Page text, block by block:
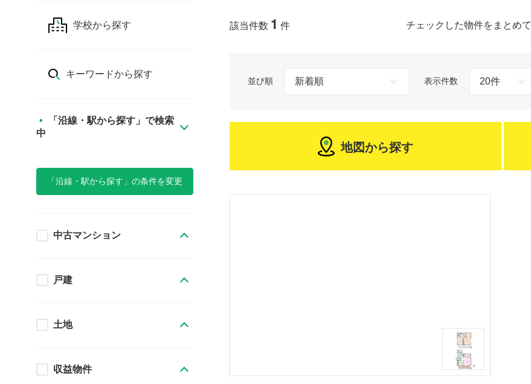
該当件数 1 件 チェックした物件をまとめて
並び順 表示件数
地図から探す
学校から探す
キーワードから探す
中
「沿線・駅から探す」の条件を変更
中古マンション
戸建
土地
収益物件